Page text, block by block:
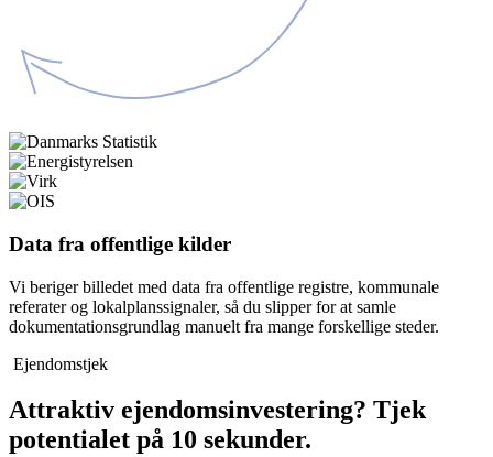
Data fra offentlige kilder
Vi beriger billedet med data fra offentlige registre, kommunale
referater og lokalplanssignaler, så du slipper for at samle
dokumentationsgrundlag manuelt fra mange forskellige steder.
Ejendomstjek
Attraktiv ejendomsinvestering? Tjek
potentialet på 10 sekunder.